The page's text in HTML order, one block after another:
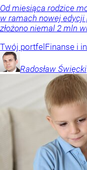
Od miesiąca rodzice
w ramach nowej edycji
złożono niemal 2 mln
Twój portfel Finanse i
Radosław Święcki